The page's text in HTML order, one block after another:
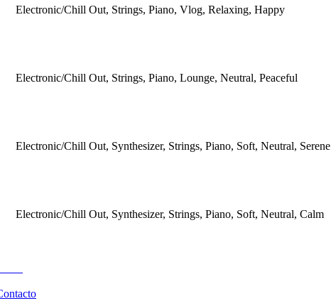
Electronic/Chill Out, Strings, Piano, Vlog, Relaxing, Happy
Electronic/Chill Out, Strings, Piano, Lounge, Neutral, Peaceful
Electronic/Chill Out, Synthesizer, Strings, Piano, Soft, Neutral, Serene
Electronic/Chill Out, Synthesizer, Strings, Piano, Soft, Neutral, Calm